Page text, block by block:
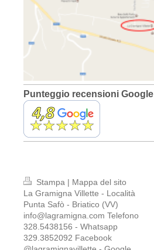
Punteggio recensioni Google
Stampa | Mappa del sito
La Gramigna Villette - Località
Punta Safò - Briatico (VV)
info@lagramigna.com Telefono
328.5438156 - Whatsapp
329.3852092 Facebook